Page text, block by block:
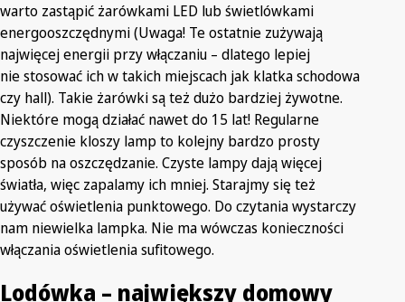
warto zastąpić żarówkami LED lub świetlówkami
energooszczędnymi (Uwaga! Te ostatnie zużywają
najwięcej energii przy włączaniu – dlatego lepiej
nie stosować ich w takich miejscach jak klatka schodowa
czy hall). Takie żarówki są też dużo bardziej żywotne.
Niektóre mogą działać nawet do 15 lat! Regularne
czyszczenie kloszy lamp to kolejny bardzo prosty
sposób na oszczędzanie. Czyste lampy dają więcej
światła, więc zapalamy ich mniej. Starajmy się też
używać oświetlenia punktowego. Do czytania wystarczy
nam niewielka lampka. Nie ma wówczas konieczności
włączania oświetlenia sufitowego.
Lodówka – największy domowy